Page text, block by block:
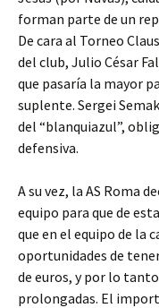
forman parte de un
De cara al Torneo
del club, Julio César
que pasaría la mayor
suplente. Sergei
del “blanquiazul”,
defensiva.
A su vez, la AS Roma
equipo para que de
que en el equipo de la
oportunidades de
de euros, y por lo
prolongadas. El